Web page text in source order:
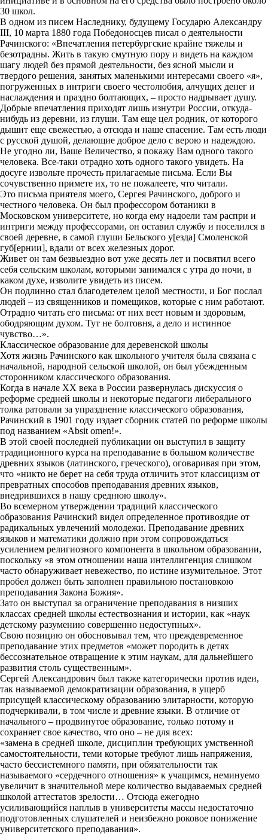
30 школ.
В одном из писем Наследнику, будущему Государю Александру
III, 10 марта 1880 года Победоносцев писал о деятельности
Рачинского: «Впечатления петербургские крайне тяжелы и
безотрадны. Жить в такую смутную пору и видеть на каждом
шагу людей без прямой деятельности, без ясной мысли и
твердого решения, занятых маленькими интересами своего «я»,
погруженных в интриги своего честолюбия, алчущих денег и
наслаждения и праздно болтающих, – просто надрывает душу.
Добрые впечатления приходят лишь изнутри России, откуда-
нибудь из деревни, из глуши. Там еще цел родник, от которого
дышит еще свежестью, а отсюда и наше спасение. Там есть люди
с русской душой, делающие доброе дело с верою и надеждою.
Не угодно ли, Ваше Величество, я покажу Вам одного такого
человека. Все-таки отрадно хоть одного такого увидеть. На
досуге извольте прочесть прилагаемые письма. Если Вы
сочувственно примете их, то не пожалеете, что читали.
Это письма приятеля моего, Сергея Рачинского, доброго и
честного человека. Он был профессором ботаники в
Московском университете, но когда ему надоели там распри и
интриги между профессорами, он оставил службу и поселился в
своей деревне, в самой глуши Бельского у[езда] Смоленской
губ[ернии], вдали от всех железных дорог.
Живет он там безвыездно вот уже десять лет и посвятил всего
себя сельским школам, которыми занимался с утра до ночи, в
каком духе, изволите увидеть из писем.
Он подлинно стал благодетелем целой местности, и Бог послал
людей – из священников и помещиков, которые с ним работают.
Отрадно читать его письма: от них веет новым и здоровым,
ободряющим духом. Тут не болтовня, а дело и истинное
чувство…».
Классическое образование для деревенской школы
Хотя жизнь Рачинского как школьного учителя была связана с
начальной, народной сельской школой, он был убежденным
сторонником классического образования.
Когда в начале ХХ века в России развернулась дискуссия о
реформе средней школы и некоторые педагоги либерального
толка ратовали за упразднение классического образования,
Рачинский в 1901 году издает сборник статей по реформе школы
под названием «Absit omen!».
В этой своей последней публикации он выступил в защиту
традиционного курса на преподавание в большом количестве
древних языков (латинского, греческого), оговаривая при этом,
что «никто не берет на себя труда отличить этот классицизм от
превратных способов преподавания древних языков,
внедрившихся в нашу среднюю школу».
Во всемерном утверждении традиций классического
образования Рачинский видел определенное противоядие от
радикальных увлечений молодежи. Преподавание древних
языков и математики должно при этом сопровождаться
усилением религиозного компонента в школьном образовании,
поскольку «в этом отношении наша интеллигенция слишком
часто обнаруживает невежество, по истине изумительное. Этот
пробел должен быть заполнен правильною постановкою
преподавания Закона Божия».
Зато он выступал за ограничение преподавания в низших
классах средней школы естествознания и истории, как «наук
детскому разумению совершенно недоступных».
Свою позицию он обосновывал тем, что преждевременное
преподавание этих предметов «может породить в детях
бессознательное отвращение к этим наукам, для дальнейшего
развития столь существенным».
Сергей Александрович был также категорически против идеи,
так называемой демократизации образования, в ущерб
присущей классическому образованию элитарности, которую
подчеркивали, в том числе и древние языки. В отличие от
начального – продвинутое образование, только потому и
сохраняет свое качество, что оно – не для всех:
«замена в средней школе, дисциплин требующих умственной
самостоятельности, теми которые требуют лишь напряжения,
часто бессистемного памяти, при обязательности так
называемого «сердечного отношения» к учащимся, неминуемо
увеличит в значительной мере количество выдаваемых средней
школой аттестатов зрелости… Отсюда ежегодно
усиливающийся наплыв в университеты массы недостаточно
подготовленных слушателей и неизбежно роковое понижение
университетского преподавания».